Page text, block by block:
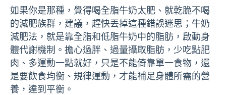
如果你是那種，覺得喝全脂牛奶太肥、就乾脆不喝
的減肥族群，建議，趕快丟掉這種錯誤迷思；牛奶
減肥法，就是靠全脂和低脂牛奶中的脂肪，啟動身
體代謝機制。擔心過胖、過量攝取脂肪，少吃點肥
肉、多運動一點就好，只是不能倚靠單一食物，還
是要飲食均衡、規律運動，才能補足身體所需的營
養，達到平衡。